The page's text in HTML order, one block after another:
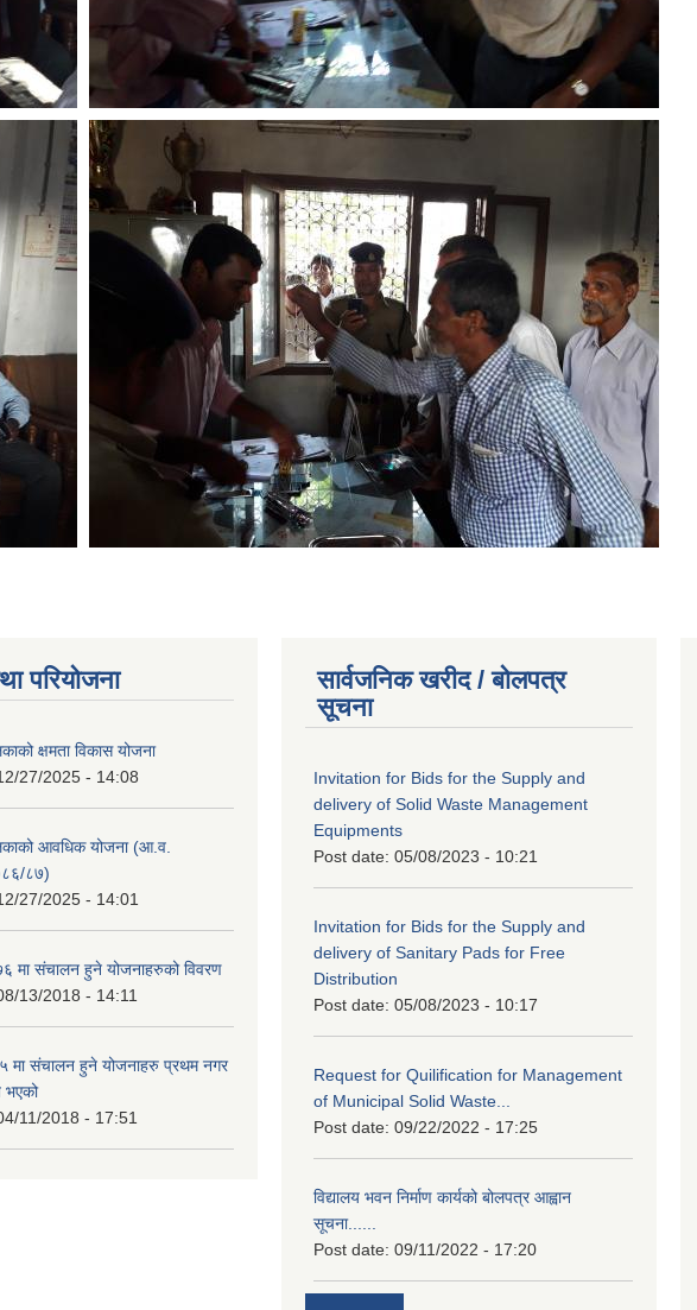
परियोजना
क्षमता विकास योजना
27/2025 - 14:08
आवधिक योजना (आ.व.
८७)
27/2025 - 14:01
मा संचालन हुने योजनाहरुको विवरण
13/2018 - 14:11
संचालन हुने योजनाहरु प्रथम नगर
भएको
11/2018 - 17:51
सार्वजनिक खरीद / बोलपत्र
सूचना
Invitation for Bids for the Supply and
delivery of Solid Waste Management
Equipments
Post date: 05/08/2023 - 10:21
Invitation for Bids for the Supply and
delivery of Sanitary Pads for Free
Distribution
Post date: 05/08/2023 - 10:17
Request for Quilification for Management
of Municipal Solid Waste...
Post date: 09/22/2022 - 17:25
विद्यालय भवन निर्माण कार्यको बोलपत्र आह्वान
सूचना......
Post date: 09/11/2022 - 17:20